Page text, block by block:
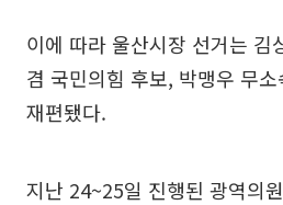
이에 따라 울산시장 선거는 김
겸 국민의힘 후보, 박맹우 무
재편됐다.
지난 24~25일 진행된 광역의